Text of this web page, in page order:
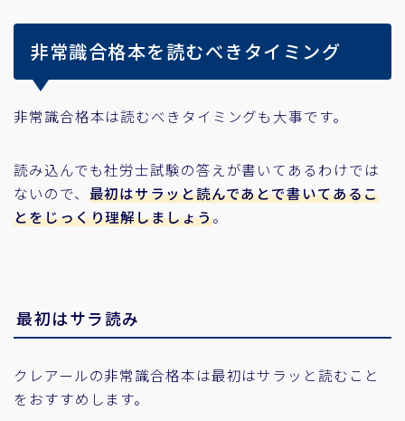
非常識合格本を読むべきタイミング
非常識合格本は読むべきタイミングも大事です。
読み込んでも社労士試験の答えが書いてあるわけでは
ないので、 最初はサラッと読んであとで書いてあるこ
とをじっくり理解しましょう。
最初はサラ読み
クレアールの非常識合格本は最初はサラッと読むこと
をおすすめします。